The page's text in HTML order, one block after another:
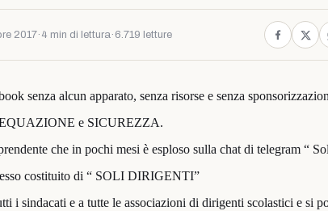
2017· 4 min di lettura· 6.719 letture
senza alcun apparato, senza risorse e senza
e SICUREZZA.
che in pochi mesi è esploso sulla chat di telegram “
costituito di “ SOLI DIRIGENTI”
i sindacati e a tutte le associazioni di dirigenti scolastici e si